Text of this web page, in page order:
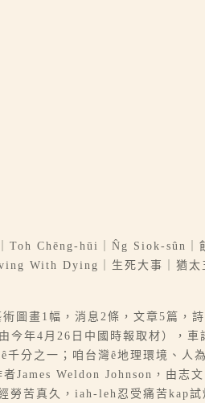
Toh Chēng-hūi｜N̂g Siok-sûn
With Dying｜生死大事｜猶太
圖畫1幅，消息2條，文章5篇，
今年4月26日中國時報取材），
千分之一；咱台灣ê地理環境、
者James Weldon Johnson，由
勞苦真久，iah-leh忍受痛苦